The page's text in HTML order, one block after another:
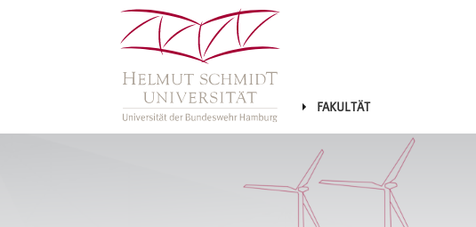
FAKULTÄT